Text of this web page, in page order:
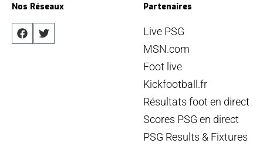
Nos Réseaux Partenaires
Live PSG
MSN.com
Foot live
Kickfootball.fr
Résultats foot en direct
Scores PSG en direct
PSG Results & Fixtures